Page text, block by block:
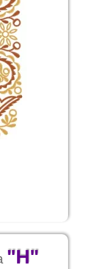
"H"